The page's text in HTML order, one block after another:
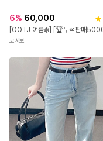
6% 60,000
코시보